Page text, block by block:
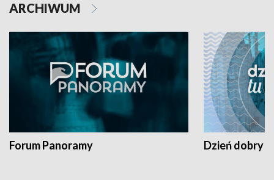
ARCHIWUM
Forum Panoramy Dzień dobry